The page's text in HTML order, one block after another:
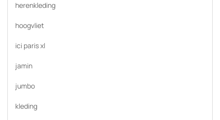
herenkleding
hoogvliet
ici paris xl
jamin
jumbo
kleding